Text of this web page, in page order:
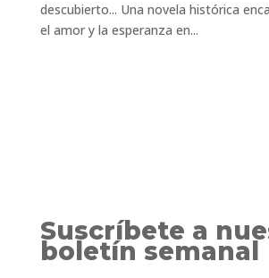
descubierto... Una novela histórica
el amor y la esperanza en...
Suscríbete a
boletín semanal